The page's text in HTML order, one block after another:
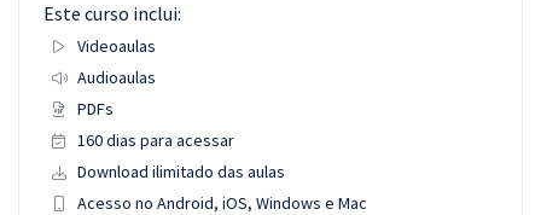
Este curso inclui:
Videoaulas
Audioaulas
PDFs
160 dias para acessar
Download ilimitado das aulas
Acesso no Android, iOS, Windows e Mac